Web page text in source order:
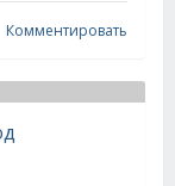
Комментировать